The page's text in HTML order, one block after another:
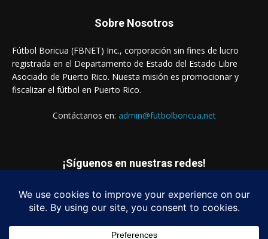
Sobre Nosotros
Fútbol Boricua (FBNET) Inc., corporación sin fines de lucro
registrada en el Departamento de Estado del Estado Libre
Asociado de Puerto Rico. Nuesta misión es promocionar y
fiscalizar el fútbol en Puerto Rico.
Contáctanos en: admin@futbolboricua.net
¡Síguenos en nuestras redes!